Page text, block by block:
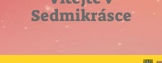
Sedmikrásce